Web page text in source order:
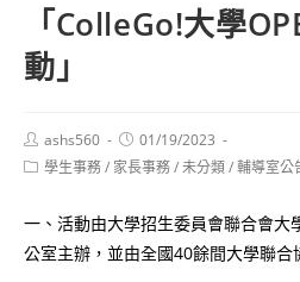
「ColleGo!大學
動」
Post
author:
ashs560
Post
published:
01/19/2023
Post學生事務/ 家長事務/未分類/輔導室公
一、活動由大學招生委員會聯合會大
公室主辦，並由全國40餘間大學聯合